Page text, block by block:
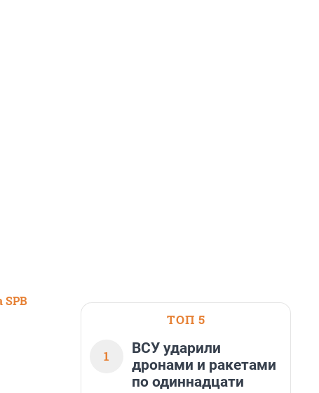
SPB
ТОП 5
1
ВСУ ударили
дронами и ракетами
по одиннадцати